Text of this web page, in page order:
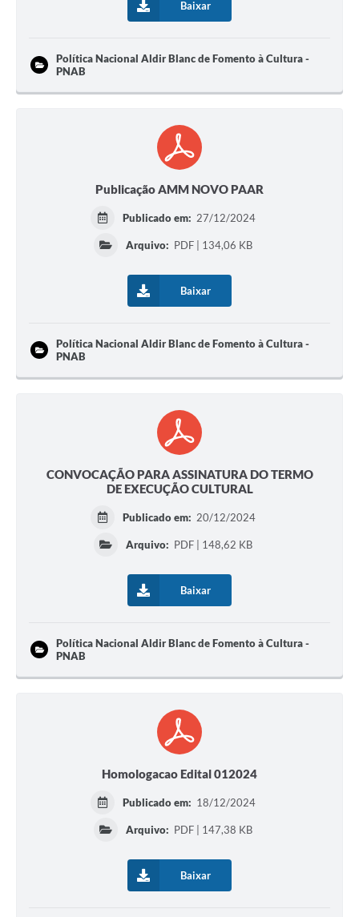
Baixar
Política Nacional Aldir Blanc de Fomento à Cultura -
PNAB
Publicação AMM NOVO PAAR
Publicado em: 27/12/2024
Arquivo: PDF | 134,06 KB
Baixar
Política Nacional Aldir Blanc de Fomento à Cultura -
PNAB
CONVOCAÇÃO PARA ASSINATURA DO TERMO
DE EXECUÇÃO CULTURAL
Publicado em: 20/12/2024
Arquivo: PDF | 148,62 KB
Baixar
Política Nacional Aldir Blanc de Fomento à Cultura -
PNAB
Homologacao Edital 012024
Publicado em: 18/12/2024
Arquivo: PDF | 147,38 KB
Baixar